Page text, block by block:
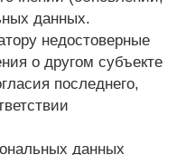
или
что при
к которым